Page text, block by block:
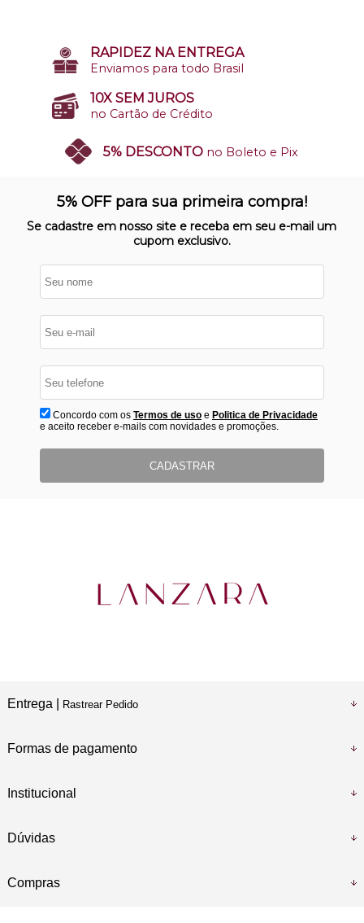
RAPIDEZ NA ENTREGA
Enviamos para todo Brasil
10X SEM JUROS
no Cartão de Crédito
5% DESCONTO no Boleto e Pix
Nosso site opera em ambiente
protegido
5% OFF para sua primeira compra!
Se cadastre em nosso site e receba em seu e-mail um
cupom exclusivo.
Concordo com os Termos de usoe Politica de Privacidade
e aceito receber e-mails com novidades e promoções.
CADASTRAR
Entrega | Rastrear Pedido
Formas de pagamento
Institucional
Dúvidas
Compras